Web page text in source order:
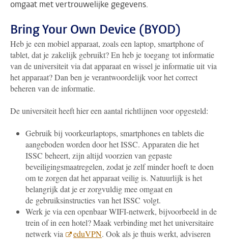
omgaat met vertrouwelijke gegevens.
Bring Your Own Device (BYOD)
Heb je een mobiel apparaat, zoals een laptop, smartphone of
tablet, dat je zakelijk gebruikt? En heb je toegang tot informatie
van de universiteit via dat apparaat en wissel je informatie uit via
het apparaat? Dan ben je verantwoordelijk voor het correct
beheren van de informatie.
De universiteit heeft hier een aantal richtlijnen voor opgesteld:
Gebruik bij voorkeurlaptops, smartphones en tablets die
aangeboden worden door het ISSC. Apparaten die het
ISSC beheert, zijn altijd voorzien van gepaste
beveiligingsmaatregelen, zodat je zelf minder hoeft te doen
om te zorgen dat het apparaat veilig is. Natuurlijk is het
belangrijk dat je er zorgvuldig mee omgaat en
de gebruiksinstructies van het ISSC volgt.
Werk je via een openbaar WIFI-netwerk, bijvoorbeeld in de
trein of in een hotel? Maak verbinding met het universitaire
netwerk via
eduVPN. Ook als je thuis werkt, adviseren